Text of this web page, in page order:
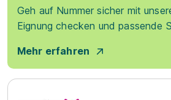
Geh auf Nummer sicher mit
Eignung checken und passende
Mehr erfahren